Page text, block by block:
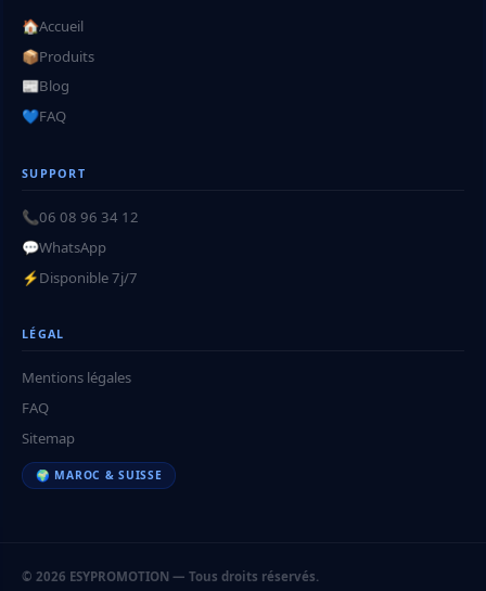
🏠Accueil
📦Produits
📰Blog
💙FAQ
SUPPORT
📞06 08 96 34 12
💬WhatsApp
⚡Disponible 7j/7
LÉGAL
Mentions légales
FAQ
Sitemap
🌍 MAROC & SUISSE
© 2026 ESYPROMOTION — Tous droits réservés.